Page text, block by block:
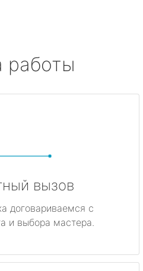
работы
вызов
договариваемся с
и выбора мастера.